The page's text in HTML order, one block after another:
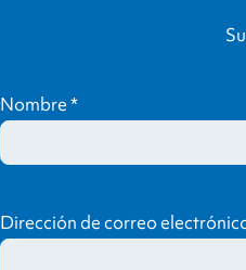
Nombre*
Dirección de correo